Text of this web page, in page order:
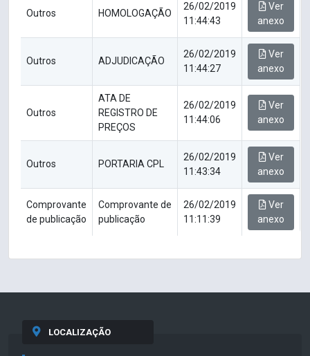
Outros HOMOLOGAÇÃO
26/02/2019
11:44:43
Ver
anexo
Outros ADJUDICAÇÃO
26/02/2019
11:44:27
Ver
anexo
Outros
ATA DE
REGISTRO DE
PREÇOS
26/02/2019
11:44:06
Ver
anexo
Outros PORTARIA CPL
26/02/2019
11:43:34
Ver
anexo
Comprovante
de publicação
Comprovante de
publicação
26/02/2019
11:11:39
Ver
anexo
LOCALIZAÇÃO